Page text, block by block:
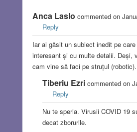
Anca Laslo commented on
Reply
Iar ai găsit un subiect inedit pe
interesant și cu multe detalii. Deși,
cam vine să faci pe struțul
Tiberiu Ezricommented on
Reply
Nu te speria. Virusii COVID 19
decat zborurile.